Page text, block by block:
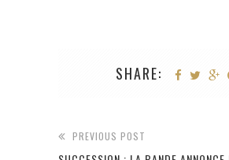
SHARE:
PREVIOUS POST